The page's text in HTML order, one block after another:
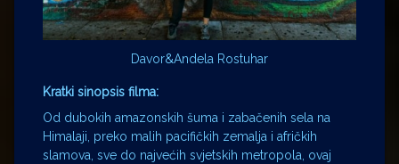
Davor&Andela Rostuhar
Kratki sinopsis filma:
Od dubokih amazonskih šuma i zabačenih sela na
Himalaji, preko malih pacifičkih zemalja i afričkih
slamova, sve do najvećih svjetskih metropola, ovaj